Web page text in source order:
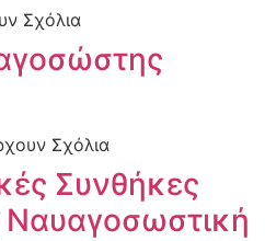
Σχόλια
Σχόλια
Συνθήκες